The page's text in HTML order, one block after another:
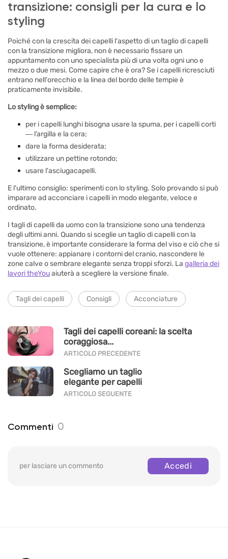
transizione: consigli per la cura e lo
styling
Poiché con la crescita dei capelli l'aspetto di un taglio di capelli
con la transizione migliora, non è necessario fissare un
appuntamento con uno specialista più di una volta ogni uno e
mezzo o due mesi. Come capire che è ora? Se i capelli ricresciuti
entrano nell'orecchio e la linea del bordo delle tempie è
praticamente invisibile.
Lo styling è semplice:
per i capelli lunghi bisogna usare la spuma, per i capelli corti
― l’argilla e la cera;
dare la forma desiderata;
utilizzare un pettine rotondo;
usare l'asciugacapelli.
E l'ultimo consiglio: sperimenti con lo styling. Solo provando si può
imparare ad acconciare i capelli in modo elegante, veloce e
ordinato.
I tagli di capelli da uomo con la transizione sono una tendenza
degli ultimi anni. Quando si sceglie un taglio di capelli con la
transizione, è importante considerare la forma del viso e ciò che si
vuole ottenere: appianare i contorni del cranio, nascondere le
zone calve o sembrare elegante senza troppi sforzi. La galleria dei
lavori theYouaiuterà a scegliere la versione finale.
Tagli dei capelli Consigli Acconciature
Tagli dei capelli coreani: la scelta
coraggiosa...
ARTICOLO PRECEDENTE
Scegliamo un taglio
elegante per capelli
corti...
ARTICOLO SEGUENTE
Commenti 0
per lasciare un commento Accedi